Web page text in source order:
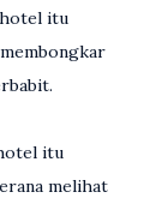
hotel itu
itu
melihat